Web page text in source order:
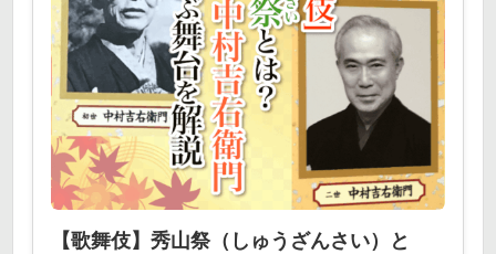
【歌舞伎】秀山祭（しゅうざんさい）と